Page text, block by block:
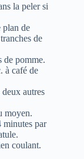
la peler si
plan de
de
de pomme.
à café de
autres
moyen.
minutes par
coulant.